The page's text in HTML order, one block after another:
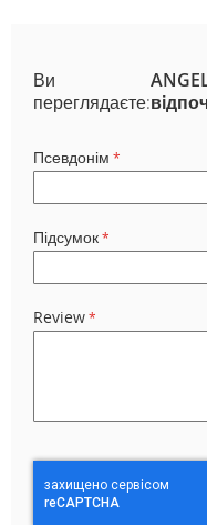
Ви
переглядаєте:
Псевдонім
Підсумок
Review